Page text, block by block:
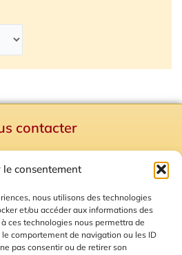
le consentement
nous utilisons des technologies
et/ou accéder aux informations des
ces technologies nous permettra de
comportement de navigation ou les ID
pas consentir ou de retirer son
contacter
Plan du site
des Cookies